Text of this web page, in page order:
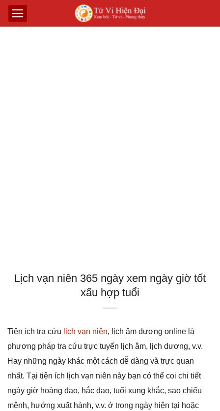
Lịch vạn niên 365 ngày xem ngày giờ tốt
xấu hợp tuổi
Tiện ích tra cứu lịch vạn niên, lịch âm dương online là
phương pháp tra cứu trực tuyến lịch âm, lịch dương, v.v.
Hay những ngày khác một cách dễ dàng và trực quan
nhất. Tại tiện ích lịch vạn niên này bạn có thể coi chi tiết
ngày giờ hoàng đạo, hắc đạo, tuổi xung khắc, sao chiếu
mệnh, hướng xuất hành, v.v. ở trong ngày hiện tại hoặc